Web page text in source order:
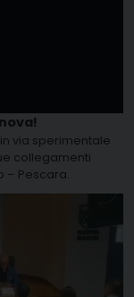
via sperimentale
collegamenti
– Pescara.